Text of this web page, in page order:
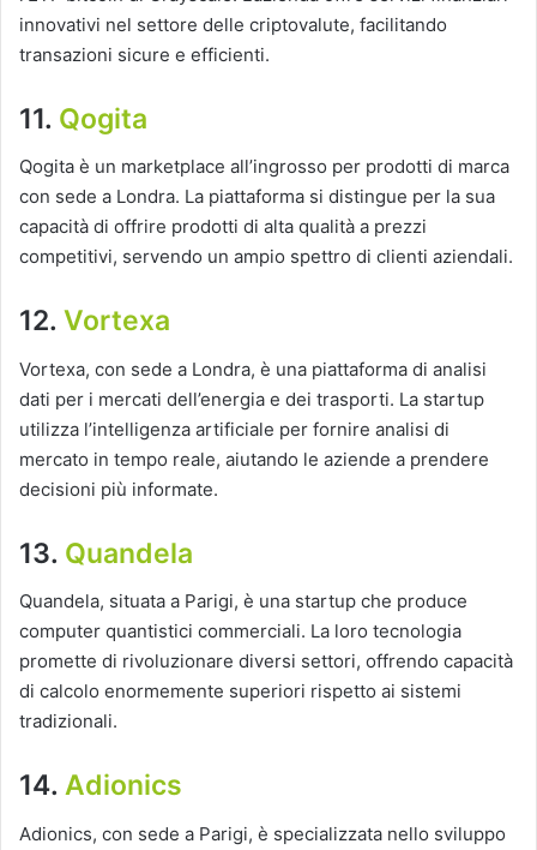
innovativi nel settore delle criptovalute, facilitando
transazioni sicure e efficienti.
11. Qogita
Qogita è un marketplace all’ingrosso per prodotti di marca
con sede a Londra. La piattaforma si distingue per la sua
capacità di offrire prodotti di alta qualità a prezzi
competitivi, servendo un ampio spettro di clienti aziendali.
12. Vortexa
Vortexa, con sede a Londra, è una piattaforma di analisi
dati per i mercati dell’energia e dei trasporti. La startup
utilizza l’intelligenza artificiale per fornire analisi di
mercato in tempo reale, aiutando le aziende a prendere
decisioni più informate.
13. Quandela
Quandela, situata a Parigi, è una startup che produce
computer quantistici commerciali. La loro tecnologia
promette di rivoluzionare diversi settori, offrendo capacità
di calcolo enormemente superiori rispetto ai sistemi
tradizionali.
14. Adionics
Adionics, con sede a Parigi, è specializzata nello sviluppo